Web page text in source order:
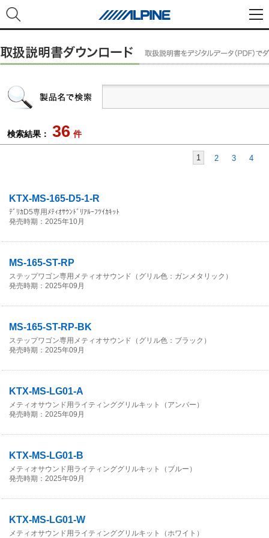
検索結果： 36 件
1 2 3 4
KTX-MS-165-D5-1-R
ﾃﾞﾘｶD5専用ﾒﾃｨｵｻｳﾝﾄﾞﾘｱﾙｰﾌﾂｲｶｷｯﾄ
発売時期：2025年10月
MS-165-ST-RP
ステップワゴン専用メティオサウンド（グリル色：ガンメタリック）
発売時期：2025年09月
MS-165-ST-RP-BK
ステップワゴン専用メティオサウンド（グリル色：ブラック）
発売時期：2025年09月
KTX-MS-LG01-A
メティオサウンド用ライティンググリルキット（アンバー）
発売時期：2025年09月
KTX-MS-LG01-B
メティオサウンド用ライティンググリルキット（ブルー）
発売時期：2025年09月
KTX-MS-LG01-W
メティオサウンド用ライティンググリルキット（ホワイト）